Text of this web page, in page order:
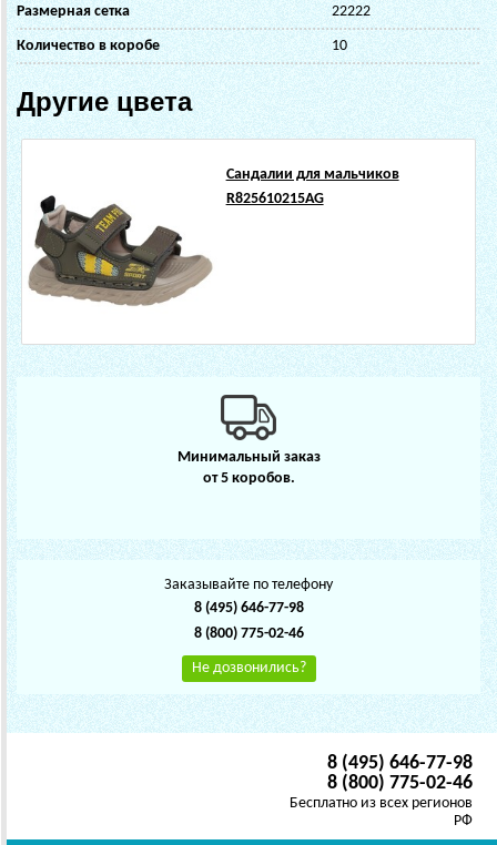
Размерная сетка 22222
Количество в коробе 10
Другие цвета
Сандалии для мальчиков
R825610215AG
Минимальный заказ
от 5 коробов.
Заказывайте по телефону
8 (495) 646-77-98
8 (800) 775-02-46
Не дозвонились?
8 (495) 646-77-98
8 (800) 775-02-46
Бесплатно из всех регионов
РФ